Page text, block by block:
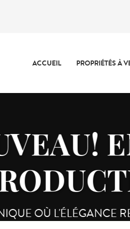
ACCUEIL PROPRIÉTÉS À
EN
OÙ L'ÉLÉGANCE